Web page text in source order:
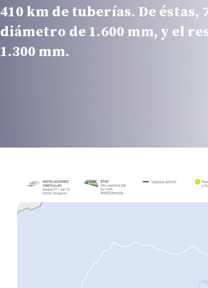
410 km de tuberías. De éstas,
diámetro de 1.600 mm, y el
1.300 mm.